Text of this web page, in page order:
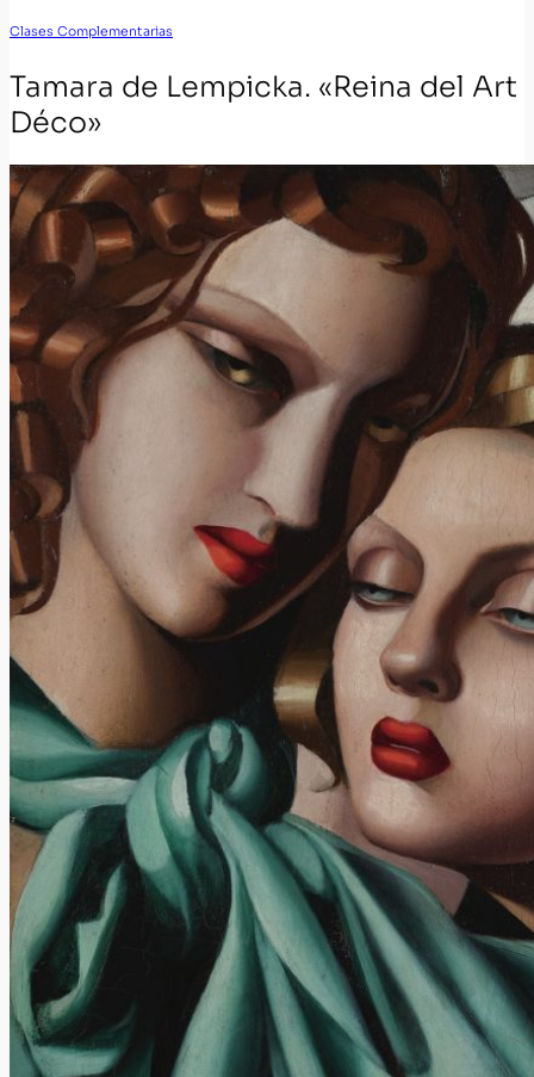
Clases Complementarias
Tamara de Lempicka. «Reina del Art
Déco»